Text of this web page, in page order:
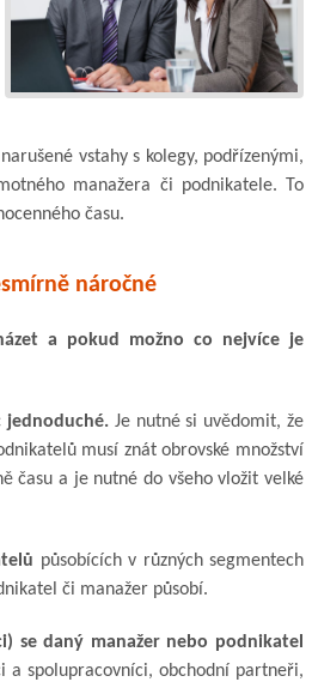
vstahy s kolegy, podřízenými,
manažera či podnikatele. To
času.
náročné
a pokud možno co nejvíce je
jednoduché. Je nutné si uvědomit, že
musí znát obrovské množství
času a je nutné do všeho vložit velké
působících v různých segmentech
či manažer působí.
se daný manažer nebo podnikatel
a spolupracovníci, obchodní partneři,